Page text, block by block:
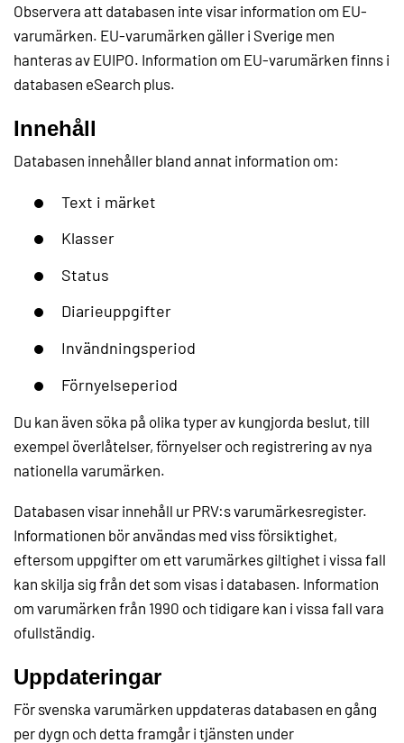
Observera att databasen inte visar information om EU-
varumärken. EU-varumärken gäller i Sverige men
hanteras av EUIPO. Information om EU-varumärken finns i
databasen eSearch plus.
Innehåll
Databasen innehåller bland annat information om:
Text i märket
Klasser
Status
Diarieuppgifter
Invändningsperiod
Förnyelseperiod
Du kan även söka på olika typer av kungjorda beslut, till
exempel överlåtelser, förnyelser och registrering av nya
nationella varumärken.
Databasen visar innehåll ur PRV:s varumärkesregister.
Informationen bör användas med viss försiktighet,
eftersom uppgifter om ett varumärkes giltighet i vissa fall
kan skilja sig från det som visas i databasen. Information
om varumärken från 1990 och tidigare kan i vissa fall vara
ofullständig.
Uppdateringar
För svenska varumärken uppdateras databasen en gång
per dygn och detta framgår i tjänsten under